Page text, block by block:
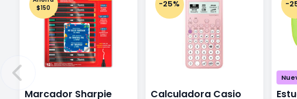
$150
Marcador Sharpie
-25%
Calculadora Casio
-